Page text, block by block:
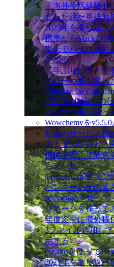
「海外生活経験ゼ
なった話〜英語勉
2023年を振り返っ
携帯からSlackを消
楽天モバイルを利
かかる
25年ぶりにスキー
また一つ年を取っ
Timeline for
iOSでの休暇中の
2022年を振り返っ
Wowchemyを
日本のサービス解
カナダのいいとこ
機械学習工学研究
しました
kawasaki.rb 9年の
バンクーバーのえ
sqllineage を使っ
リネージを作って
年度途中に海外移
3ファイル追加し
示する
prelimsを使って
2021年を振り返っ